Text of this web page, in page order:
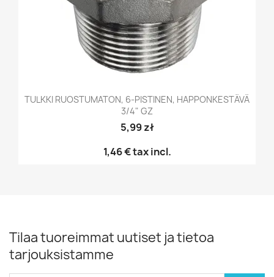
TULKKI RUOSTUMATON, 6-PISTINEN, HAPPONKESTÄVÄ
3/4" GZ
5,99 zł
1,46 €tax incl.
Tilaa tuoreimmat uutiset ja tietoa
tarjouksistamme